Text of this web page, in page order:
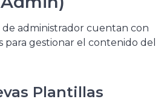
de administrador cuentan con
para gestionar el contenido del
Plantillas